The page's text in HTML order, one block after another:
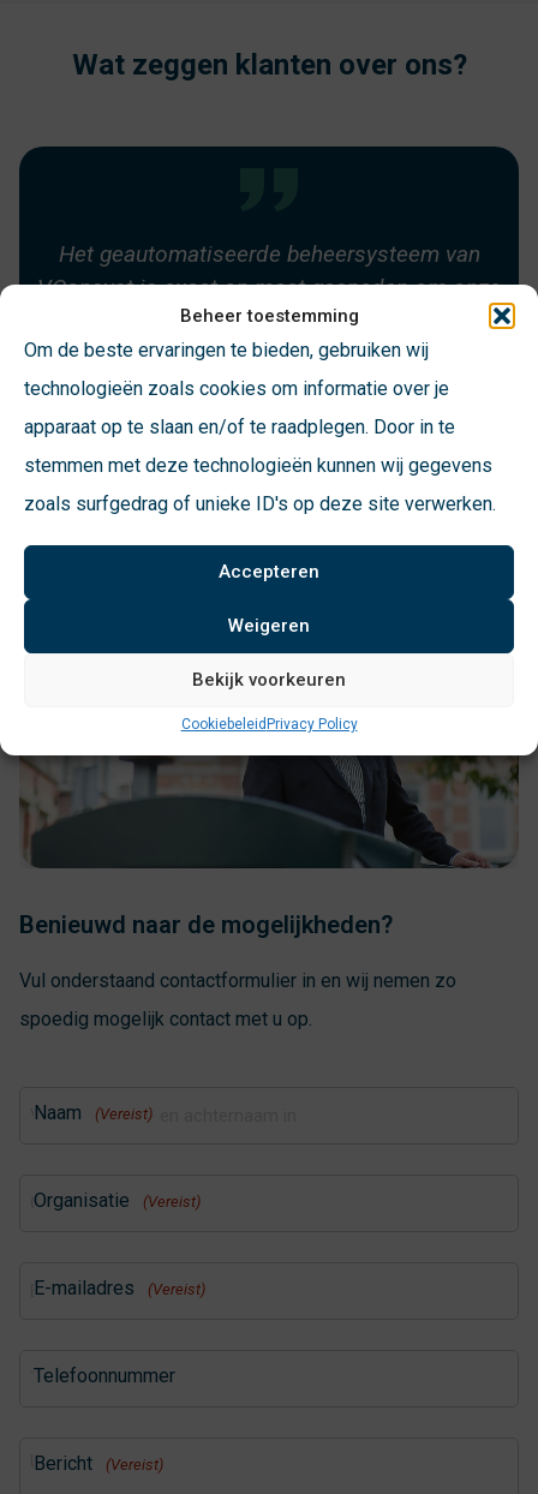
Beheer toestemming
Om de beste ervaringen te bieden, gebruiken wij
technologieën zoals cookies om informatie over je
apparaat op te slaan en/of te raadplegen. Door in te
stemmen met deze technologieën kunnen wij gegevens
zoals surfgedrag of unieke ID's op deze site verwerken.
Accepteren
Weigeren
Bekijk voorkeuren
CookiebeleidPrivacy Policy
Wat zeggen klanten over ons?
We voelen ons uitstekend ontzorgd en de
helpdesk van VConsyst is zelfs boven
verwachting. Ik kan eigenlijk alleen maar
positief zijn!
Wim Hilberink
Gemeente Meppel
Het geautomatiseerde beheersysteem van
VConsyst is exact op maat gesneden om onze
inzamelprocessen te monitoren en te
managen.
Arnoud Baron
Haagse Milieu Services
De driehoek werkplaats, ict en VConsyst werkt
goed. We weten elkaar uitstekend te vinden en
te versterken
Alexander Dammens
ROVA
Benieuwd naar de mogelijkheden?
Vul onderstaand contactformulier in en wij nemen zo
spoedig mogelijk contact met u op.
Naam (Vereist)
Organisatie (Vereist)
E-mailadres (Vereist)
Telefoonnummer
Bericht (Vereist)